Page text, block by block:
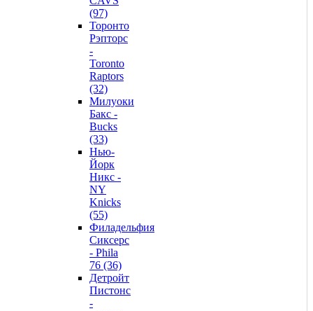
(97)
Торонто
Рэпторс
-
Toronto
Raptors
(32)
Милуоки
Бакс -
Bucks
(33)
Нью-
Йорк
Никс -
NY
Knicks
(55)
Филадельфия
Сиксерс
- Phila
76 (36)
Детройт
Пистонс
-